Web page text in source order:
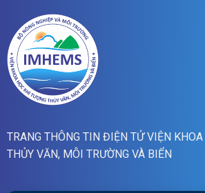
TRANG THÔNG TIN ĐIỆN TỬ VIỆN
THỦY VĂN, MÔI TRƯỜNG VÀ BIỂN